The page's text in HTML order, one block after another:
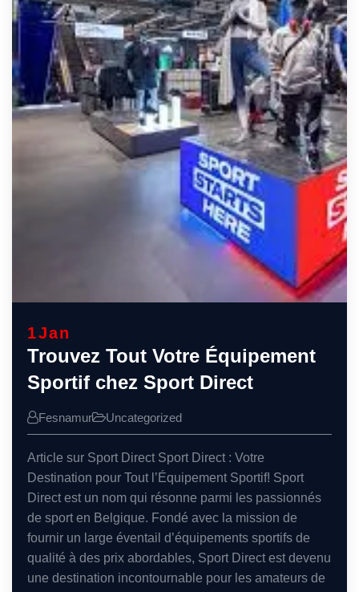
1Jan
Trouvez Tout Votre Équipement
Sportif chez Sport Direct
Fesnamur Uncategorized
Article sur Sport Direct Sport Direct : Votre
Destination pour Tout l’Équipement Sportif! Sport
Direct est un nom qui résonne parmi les passionnés
de sport en Belgique. Fondé avec la mission de
fournir un large éventail d’équipements sportifs de
qualité à des prix abordables, Sport Direct est devenu
une destination incontournable pour les amateurs de